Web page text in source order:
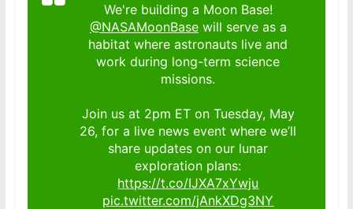
We're building a Moon Base!
@NASAMoonBasewill serve as a
habitat where astronauts live and
work during long-term science
missions.
Join us at 2pm ET on Tuesday, May
26, for a live news event where we’ll
share updates on our lunar
exploration plans:
https://t.co/IJXA7xYwju
pic.twitter.com/jAnkXDg3NY